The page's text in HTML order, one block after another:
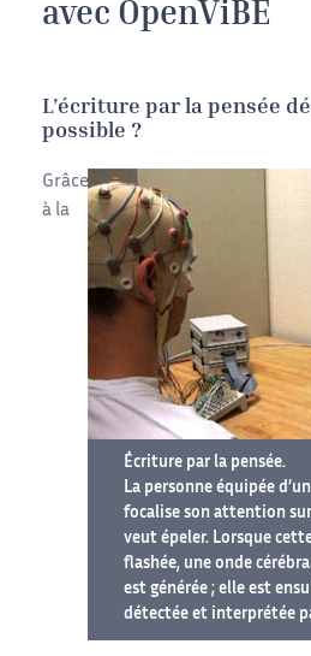
avec OpenViBE
L’écriture par la pensée
possible ?
Écriture par la pensée.
La personne équipée
focalise son attention
veut épeler. Lorsque
flashée, une onde
est générée ; elle est
détectée et interprétée
Grâce
à la